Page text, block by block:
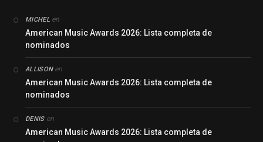
MICHEL en
American Music Awards 2026: Lista completa de
nominados
ALLISONen
American Music Awards 2026: Lista completa de
nominados
DENISen
American Music Awards 2026: Lista completa de